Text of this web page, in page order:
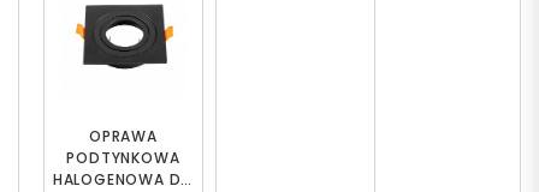
OPRAWA
PODTYNKOWA
HALOGENOWA DO